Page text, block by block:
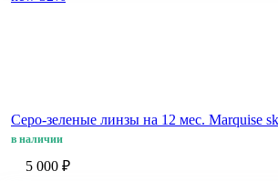
Серо-зеленые линзы на 12 мес. Marquise
в наличии
5 000 ₽